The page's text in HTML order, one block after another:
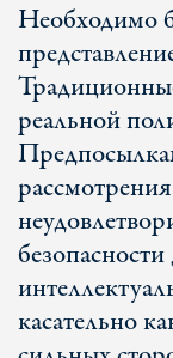
Необходимо
реальной
касательно